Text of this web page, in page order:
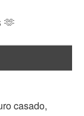
🫶
casado,